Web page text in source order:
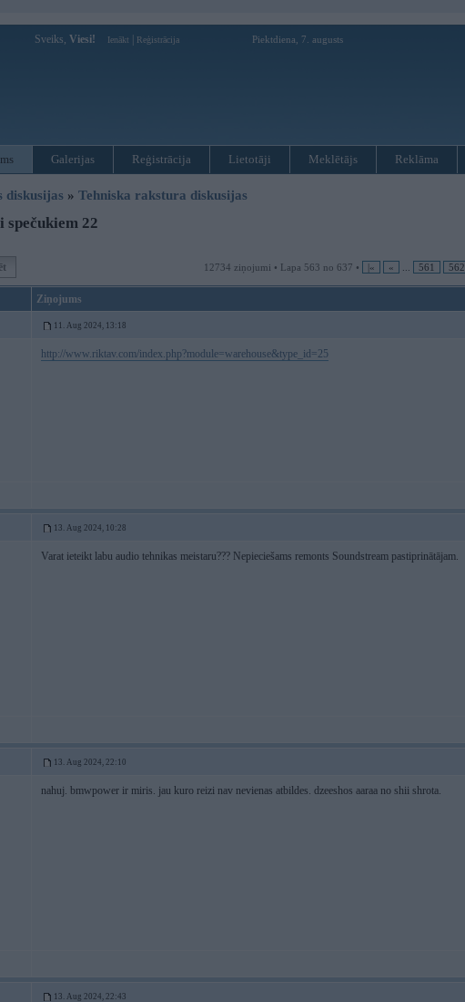
Sveiks, Viesi! Ienākt Reģistrācija Piektdiena, 7. augusts
Galerijas Reģistrācija Lietotāji Meklētājs Reklāma
diskusijas » Tehniska rakstura diskusijas
22
12734 ziņojumi • Lapa 563 no 637 • |« « 561 562
Ziņojums
11. Aug 2024, 13:18
http://www.riktav.com/index.php?module=warehouse&type_id=25
13. Aug 2024, 10:28
Varat ieteikt labu audio tehnikas meistaru??? Nepieciešams remonts Soundstream pastiprinātājam.
13. Aug 2024, 22:10
nahuj. bmwpower ir miris. jau kuro reizi nav nevienas atbildes. dzeeshos aaraa no shii shrota.
13. Aug 2024, 22:43